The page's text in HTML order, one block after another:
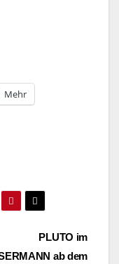
Mehr
PLUTO im
ab dem